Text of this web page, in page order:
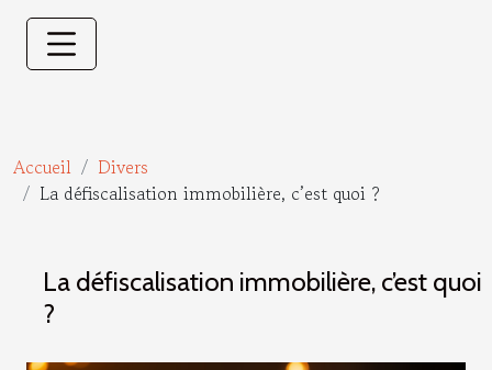
Accueil
Divers
La défiscalisation immobilière, c’est quoi ?
La défiscalisation immobilière, c’est quoi
?